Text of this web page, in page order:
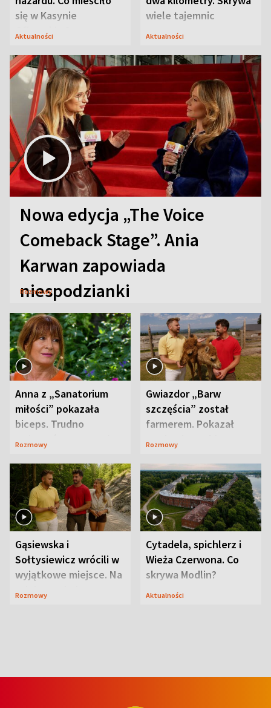
się w Kasynie
Oficerskim?
Aktualności
wiele tajemnic
Aktualności
Nowa edycja „The Voice
Comeback Stage”. Ania
Karwan zapowiada
niespodzianki
Rozmowy
Anna z „Sanatorium
miłości” pokazała
biceps. Trudno
uwierzyć, co przeszła
Rozmowy
Gwiazdor „Barw
szczęścia” został
farmerem. Pokazał
swoje niezwykłe
Rozmowy
Gąsiewska i
Sołtysiewicz wrócili w
wyjątkowe miejsce. Na
szlaku czekał
Rozmowy
Cytadela, spichlerz i
Wieża Czerwona. Co
skrywa Modlin?
Aktualności